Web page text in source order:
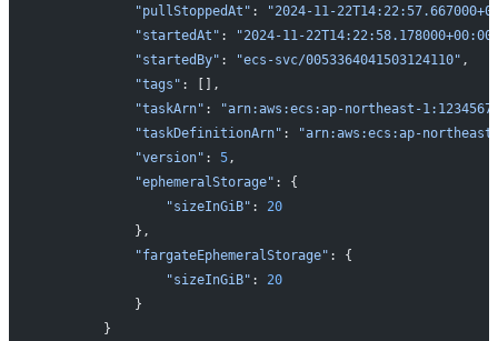
           "pullStoppedAt"
:
"2024-11-
           "startedAt"
:
"2024-11-
           "startedBy"
: "ecs-svc/0053364041503124110" ,
           "tags"
: [],
           "taskArn"
:
"arn:aws:ecs:ap-northeast-
           "taskDefinitionArn"
:
"arn:aws:ecs:ap-
           "version"
: 5,
           "ephemeralStorage"
: {
               "sizeInGiB"
: 20
           },
           "fargateEphemeralStorage"
: {
               "sizeInGiB"
: 20
           }
       }